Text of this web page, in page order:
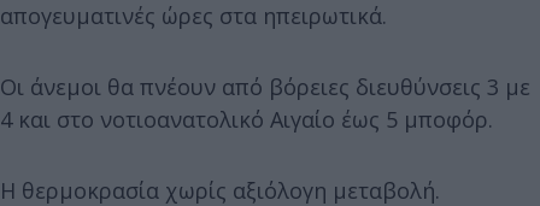
απογευματινές ώρες στα ηπειρωτικά.
Οι άνεμοι θα πνέουν από βόρειες διευθύνσεις 3 με
4 και στο νοτιοανατολικό Αιγαίο έως 5 μποφόρ.
Η θερμοκρασία χωρίς αξιόλογη μεταβολή.